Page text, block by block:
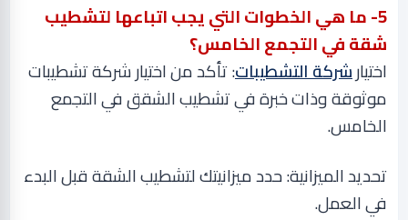
5- ما هي الخطوات التي يجب اتباعها لتشطيب
شقة في التجمع الخامس؟
اختيارشركة التشطيبات: تأكد من اختيار شركة تشطيبات
موثوقة وذات خبرة في تشطيب الشقق في التجمع
الخامس.
تحديد الميزانية: حدد ميزانيتك لتشطيب الشقة قبل البدء
في العمل.